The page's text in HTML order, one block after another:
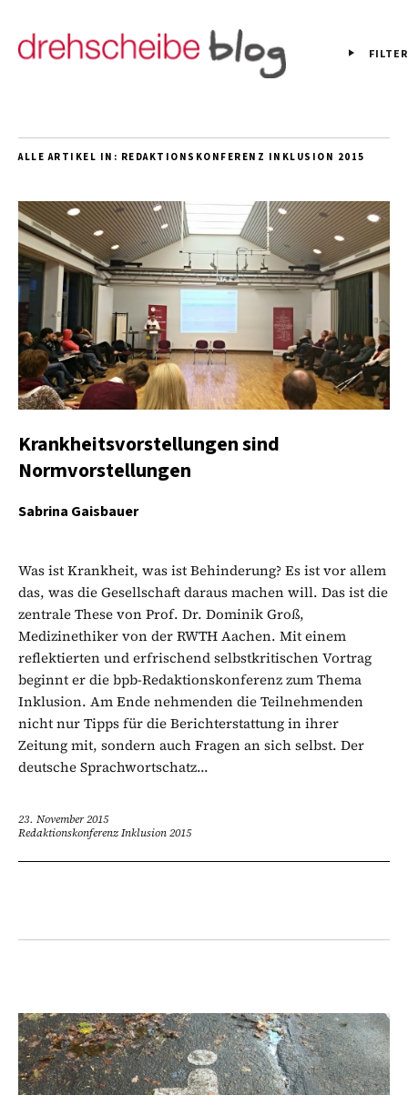
FILTER
ALLE ARTIKEL IN: REDAKTIONSKONFERENZ INKLUSION 2015
Krankheitsvorstellungen sind
Normvorstellungen
Sabrina Gaisbauer
Was ist Krankheit, was ist Behinderung? Es ist vor allem
das, was die Gesellschaft daraus machen will. Das ist die
zentrale These von Prof. Dr. Dominik Groß,
Medizinethiker von der RWTH Aachen. Mit einem
reflektierten und erfrischend selbstkritischen Vortrag
beginnt er die bpb-Redaktionskonferenz zum Thema
Inklusion. Am Ende nehmenden die Teilnehmenden
nicht nur Tipps für die Berichterstattung in ihrer
Zeitung mit, sondern auch Fragen an sich selbst. Der
deutsche Sprachwortschatz...
23. November 2015
Redaktionskonferenz Inklusion 2015